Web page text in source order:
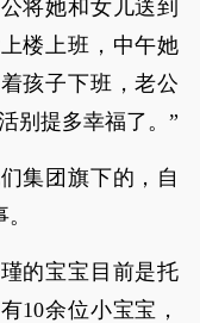
将她和女儿送到
楼上班，中午她
孩子下班，老公
别提多幸福了。”
集团旗下的，自
的宝宝目前是托
10余位小宝宝，